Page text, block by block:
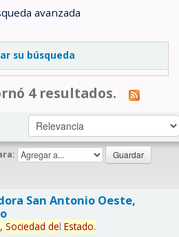
avanzada
su búsqueda
4 resultados.
San Antonio Oeste,
Sociedad del Estado.